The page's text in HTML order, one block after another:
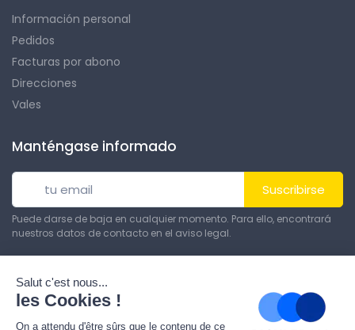
Información personal
Pedidos
Facturas por abono
Direcciones
Vales
Manténgase informado
Suscribirse
Puede darse de baja en cualquier momento. Para ello, encontrará
nuestros datos de contacto en el aviso legal.
© Todos los derechos reservados. Hecho por Theme PrestaShop